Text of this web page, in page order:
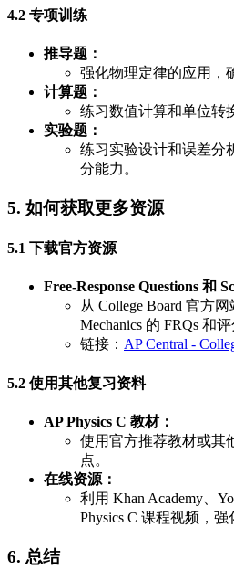
4.2 专项训练
推导题：
强化物理定律的应用，
计算题：
练习数值计算和单位转
实验题：
练习实验设计和误差分
分能力。
5. 如何获取更多资源
5.1 下载官方资源
Free-Response Questions 和
从 College Board 官方
Mechanics 的 FRQs 和评
链接： AP Central -
5.2 使用其他复习资料
AP Physics C 教材：
使用官方推荐教材或其
点。
在线资源：
利用 Khan Academy、
Physics C 课程视频，强
6. 总结